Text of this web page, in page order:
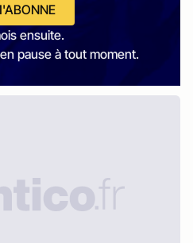
ensuite.
pause à tout moment.